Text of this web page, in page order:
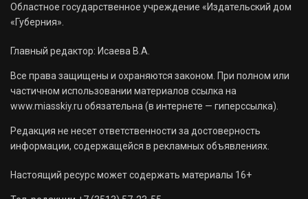
Областное государственное учреждение «Издательский дом
«Губерния».
Главный редактор: Исаева В.А.
Все права защищены и охраняются законом. При полном или
частичном использовании материалов ссылка на
www.miasskiy.ru обязательна (в интернете — гиперссылка).
Редакция не несет ответственности за достоверность
информации, содержащейся в рекламных объявлениях.
Настоящий ресурс может содержать материалы 16+